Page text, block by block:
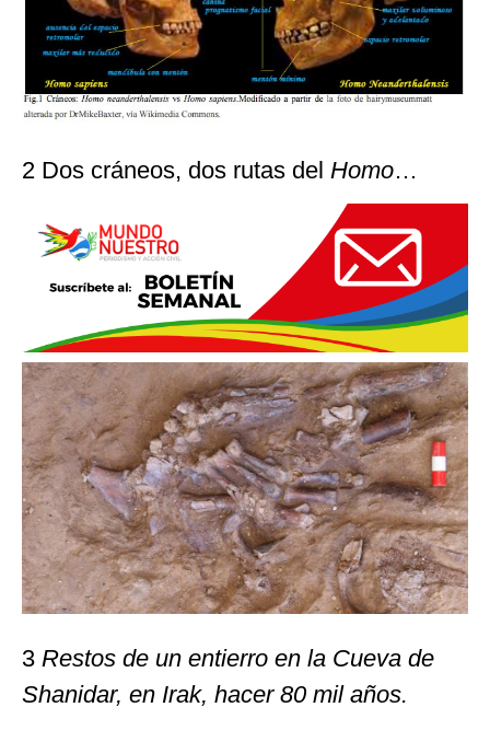
2 Dos cráneos, dos rutas del Homo…
3 Restos de un entierro en la Cueva de
Shanidar, en Irak, hacer 80 mil años.